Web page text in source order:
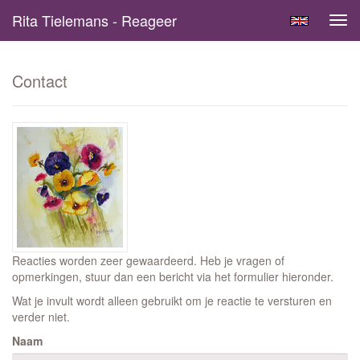
Rita Tielemans - Reageer
Contact
Reacties worden zeer gewaardeerd. Heb je vragen of
opmerkingen, stuur dan een bericht via het formulier hieronder.
Wat je invult wordt alleen gebruikt om je reactie te versturen en
verder niet.
Naam